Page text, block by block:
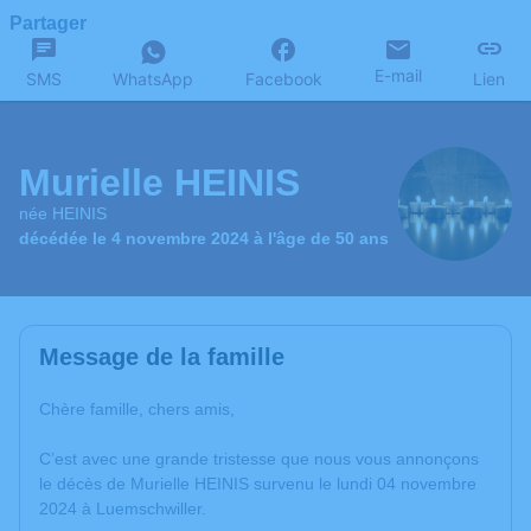
Partager
SMS WhatsApp Facebook E-mail Lien
Murielle HEINIS
née HEINIS
décédée le 4 novembre 2024 à l'âge de 50 ans
Message de la famille
Chère famille, chers amis,
C’est avec une grande tristesse que nous vous annonçons
le décès de Murielle HEINIS survenu le lundi 04 novembre
2024 à Luemschwiller.